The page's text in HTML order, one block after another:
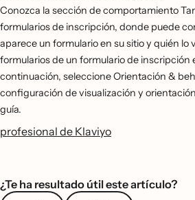
Conozca la sección de comportamiento
formularios de inscripción, donde puede
aparece un formulario en su sitio y quién lo
formularios de un formulario de inscripción
continuación, seleccione Orientación &
configuración de visualización y
guía.
profesional de Klaviyo
¿Te ha resultado útil este artículo?